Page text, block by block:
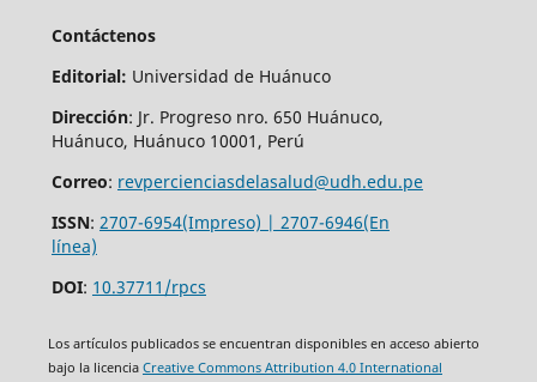
Contáctenos
Editorial: Universidad de Huánuco
Dirección: Jr. Progreso nro. 650 Huánuco,
Huánuco, Huánuco 10001, Perú
Correo: revpercienciasdelasalud@udh.edu.pe
ISSN: 2707-6954(Impreso) | 2707-6946(En
línea)
DOI: 10.37711/rpcs
Los artículos publicados se encuentran disponibles en acceso abierto
bajo la licencia Creative Commons Attribution 4.0 International